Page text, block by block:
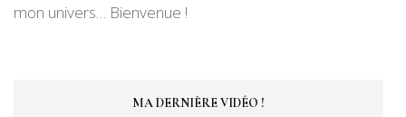
mon univers… Bienvenue !
MA DERNIÈRE VIDÉO !